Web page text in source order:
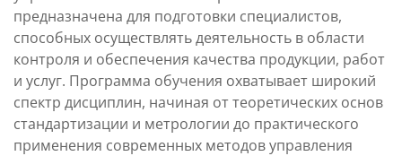
Платные места
Условия поступления
Преимущества
направления
Учебная программа Карьерные
предназначена для подготовки специалистов,
способных осуществлять деятельность в области
контроля и обеспечения качества продукции, работ
и услуг. Программа обучения охватывает широкий
спектр дисциплин, начиная от теоретических основ
стандартизации и метрологии до практического
применения современных методов управления